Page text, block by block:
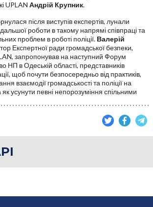
UPLAN Андрій Крупник.
після виступів експертів, лунали
роботи в такому напрямі співпраці та
проблем в роботі поліції. Валерій
Експертної ради громадської безпеки,
запропонував на наступний Форум
НП в Одеській області, представників
щоб почути безпосередньо від практиків,
взаємодії громадськості та поліції на
як усунути певні непорозуміння спільними